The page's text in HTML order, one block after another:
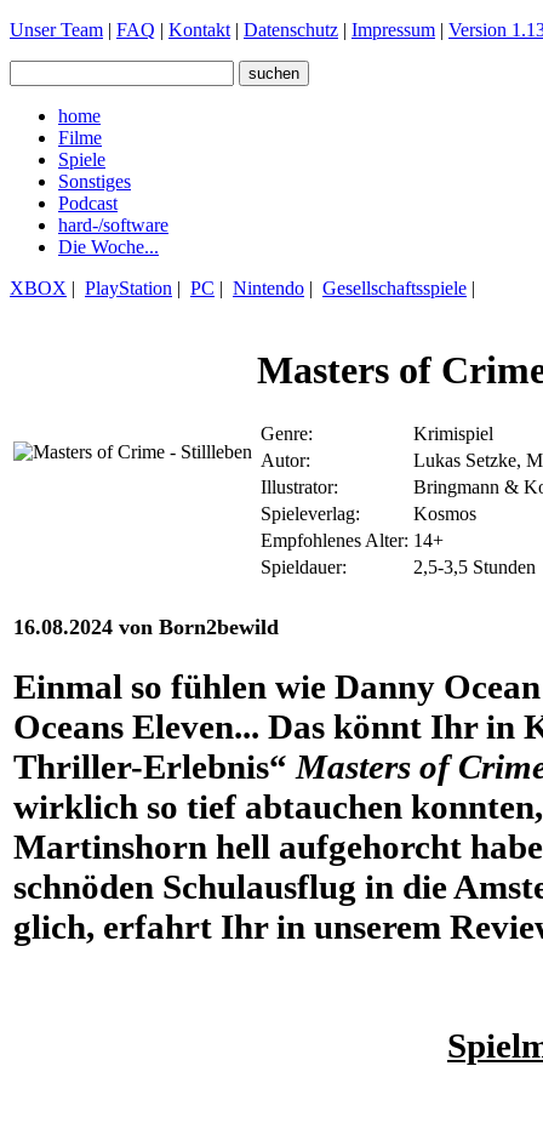
Unser Team | FAQ | Kontakt | Datenschutz | Impressum | Version
home
Filme
Spiele
Sonstiges
Podcast
hard-/software
Die Woche...
XBOX | PlayStation | PC | Nintendo | Gesellschaftsspiele |
Masters of
Genre:
Krimispiel
Autor:
Lukas Setzke,
Illustrator:
Bringmann &
Spieleverlag:
Kosmos
Empfohlenes Alter: 14+
Spieldauer:
2,5-3,5 Stunden
16.08.2024 von Born2bewild
Einmal so fühlen wie Danny
Oceans Eleven... Das könnt Ihr in
Thriller-Erlebnis“ Masters of
wirklich so tief abtauchen
Martinshorn hell aufgehorcht
schnöden Schulausflug in die
glich, erfahrt Ihr in unserem